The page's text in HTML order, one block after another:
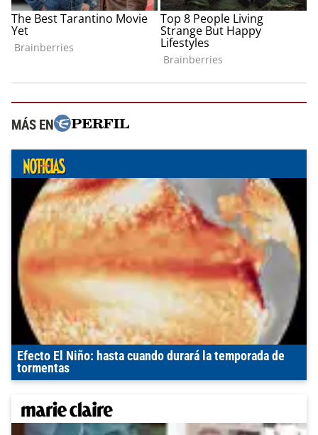
MÁS EN
Efecto El Niño: hasta cuando durará la temporada de
tormentas